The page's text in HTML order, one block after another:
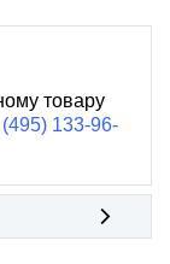
товару
133-96-